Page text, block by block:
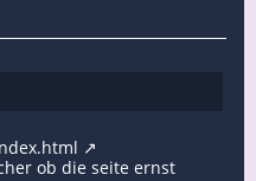
ob die seite ernst